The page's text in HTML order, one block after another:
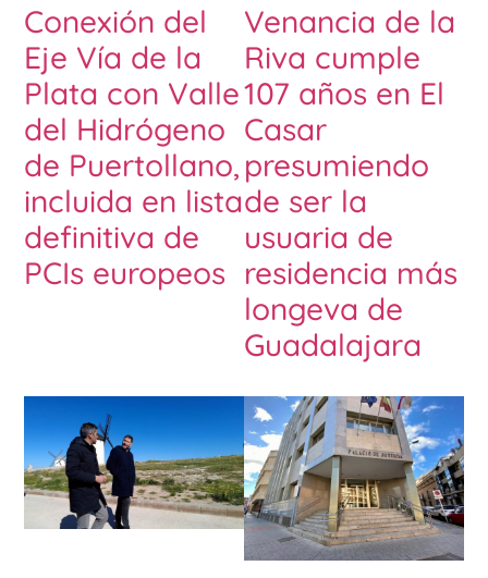
Conexión del
Eje Vía de la
Plata con Valle
del Hidrógeno
de Puertollano,
incluida en lista
definitiva de
PCIs europeos
Venancia de la
Riva cumple
107 años en El
Casar
presumiendo
de ser la
usuaria de
residencia más
longeva de
Guadalajara